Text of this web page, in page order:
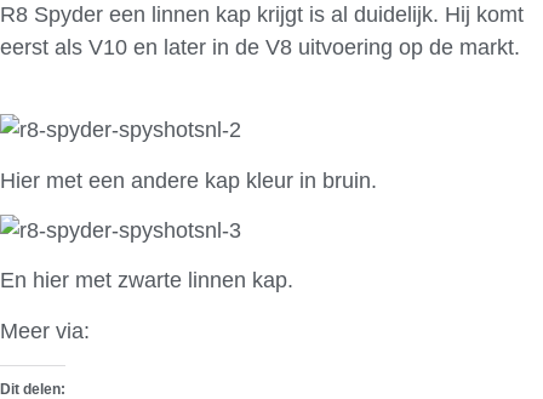
R8 Spyder een linnen kap krijgt is al duidelijk. Hij komt
eerst als V10 en later in de V8 uitvoering op de markt.
Hier met een andere kap kleur in bruin.
En hier met zwarte linnen kap.
Meer via:
Dit delen: